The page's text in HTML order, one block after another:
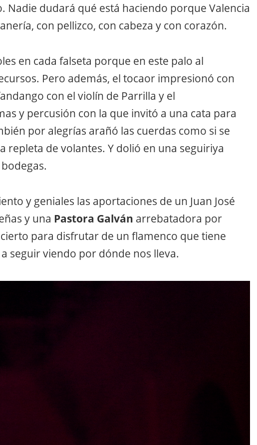
dudará qué está haciendo porque Valencia
con pellizco, con cabeza y con corazón.
en cada falseta porque en este palo al
Pero además, el tocaor impresionó con
con el violín de Parrilla y el
y percusión con la que invitó a una cata para
por alegrías arañó las cuerdas como si se
repleta de volantes. Y dolió en una seguiriya
y geniales las aportaciones de un Juan José
y una Pastora Galván arrebatadora por
para disfrutar de un flamenco que tiene
seguir viendo por dónde nos lleva.